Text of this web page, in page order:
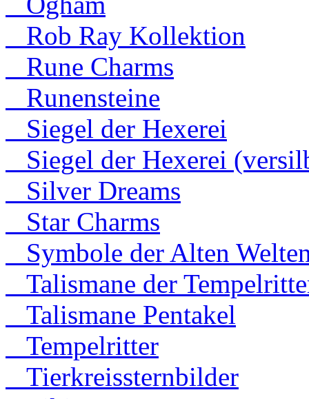
Rob Ray Kollektion
Rune Charms
Runensteine
Siegel der Hexerei
Siegel der Hexerei
Silver Dreams
Star Charms
Symbole der Alten
Talismane der
Talismane Pentakel
Tempelritter
Tierkreissternbilder